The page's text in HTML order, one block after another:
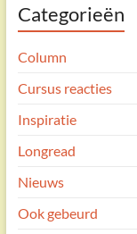
Categorieën
Column
Cursus reacties
Inspiratie
Longread
Nieuws
Ook gebeurd